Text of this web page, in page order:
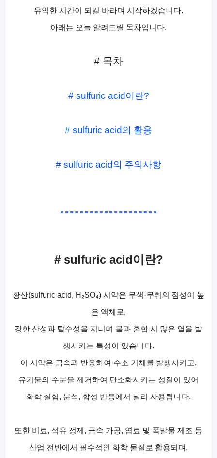
유익한 시간이 되길 바라며 시작하겠습니다.
아래는 오늘 알려드릴 목차입니다.
# 목차
# sulfuric acid이란?
# sulfuric acid의 활용
# sulfuric acid의 주의사항
# sulfuric acid이란?
황산(sulfuric acid, H₂SO₄) 시약은 무색·무취의 점성이 높
은 액체로,
강한 산성과 탈수성을 지니며 물과 혼합 시 많은 열을 발
생시키는 특성이 있습니다.
이 시약은 금속과 반응하여 수소 기체를 발생시키고,
유기물의 수분을 제거하여 탄소화시키는 성질이 있어
화학 실험, 분석, 합성 반응에서 널리 사용됩니다.
또한 비료, 석유 정제, 금속 가공, 염료 및 폭발물 제조 등
산업 전반에서 필수적인 화학 물질로 활용되며,